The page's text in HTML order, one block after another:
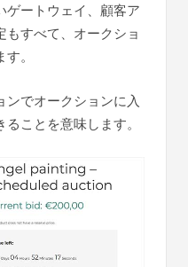
ゲートウェイ、顧客ア
すべて、オークショ
。
ンでオークションに入
ことを意味します。